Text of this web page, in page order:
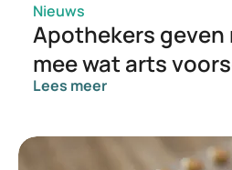
Nieuws
Apothekers
mee wat arts
Lees meer